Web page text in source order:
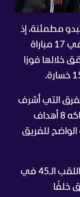
مطمئنة، إذ
سبق له مواجهة "المارد الأحمر" في 17 مباراة
خلالها فوزا
في الفرق التي أشرف
عليها النحاس، مقابل استقبال شباكه 8 أهداف
للفريق
وكان النحاس قد قاد الأهلي إلى اللقب الـ45 في
خلفًا